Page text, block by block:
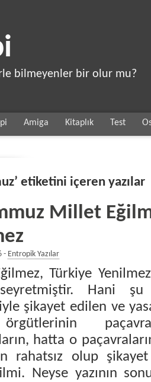
bilmeyenler bir olur mu?
Amiga Kitaplık Test
etiketini içeren yazılar
Millet
- Entropik Yazılar
Türkiye
Hani şu
şikayet edilen ve
hatta o
rahatsız olup
Neyse yazının